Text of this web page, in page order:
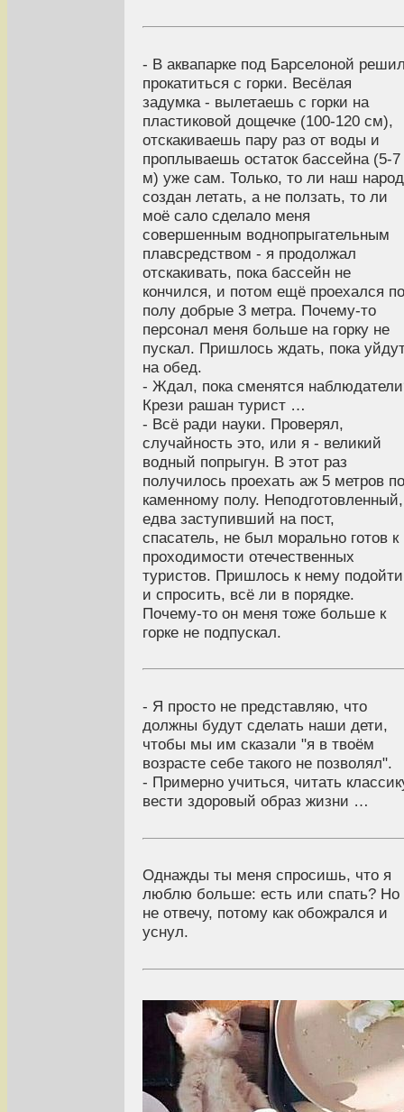
- В аквапарке под Барселоной
прокатиться с горки. Весёлая
задумка - вылетаешь с горки на
пластиковой дощечке (100-120 см),
отскакиваешь пару раз от воды и
проплываешь остаток бассейна (5-7
м) уже сам. Только, то ли наш народ
создан летать, а не ползать, то ли
моё сало сделало меня
совершенным воднопрыгательным
плавсредством - я продолжал
отскакивать, пока бассейн не
кончился, и потом ещё проехался по
полу добрые 3 метра. Почему-то
персонал меня больше на горку не
пускал. Пришлось ждать, пока
на обед.
- Ждал, пока сменятся
Крези рашан турист …
- Всё ради науки. Проверял,
случайность это, или я - великий
водный попрыгун. В этот раз
получилось проехать аж 5 метров по
каменному полу. Неподготовленный,
едва заступивший на пост,
спасатель, не был морально готов к
проходимости отечественных
туристов. Пришлось к нему подойти
и спросить, всё ли в порядке.
Почему-то он меня тоже больше к
горке не подпускал.
- Я просто не представляю, что
должны будут сделать наши дети,
чтобы мы им сказали "я в твоём
возрасте себе такого не позволял".
- Примерно учиться, читать
вести здоровый образ жизни …
Однажды ты меня спросишь, что я
люблю больше: есть или спать? Но
не отвечу, потому как обожрался и
уснул.